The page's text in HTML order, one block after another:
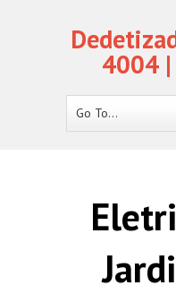
4004
Go To...